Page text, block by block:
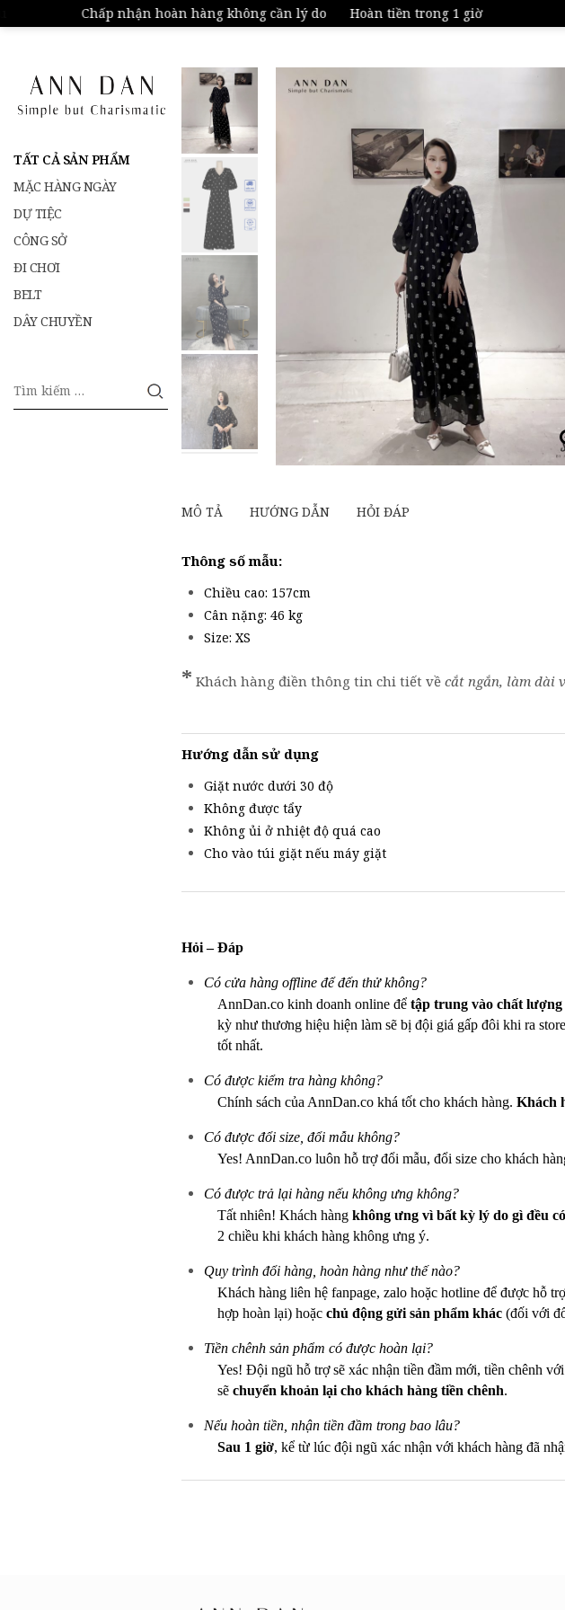
Chấp nhận hoàn hàng không cần lý do Hoàn tiền trong 1 giờ
TẤT CẢ SẢN PHẨM
MẶC HÀNG NGÀY
DỰ TIỆC
CÔNG SỞ
ĐI CHƠI
BELT
DÂY CHUYỀN
Tìm
kiếm
MÔ TẢ HƯỚNG DẪN HỎI ĐÁP
Thông số mẫu:
Chiều cao: 157cm
Cân nặng: 46 kg
Size: XS
* Khách hàng điền thông tin chi tiết về cắt ngắn, làm dài
Hướng dẫn sử dụng
Giặt nước dưới 30 độ
Không được tẩy
Không ủi ở nhiệt độ quá cao
Cho vào túi giặt nếu máy giặt
Hỏi – Đáp
Có cửa hàng offline để đến thử không?
AnnDan.co kinh doanh online để tập trung vào chất
kỳ như thương hiệu hiện làm sẽ bị đội giá gấp đôi khi ra
tốt nhất.
Có được kiểm tra hàng không?
Chính sách của AnnDan.co khá tốt cho khách hàng. Khách
Có được đổi size, đổi mẫu không?
Yes! AnnDan.co luôn hỗ trợ đổi mẫu, đổi size cho khách
Có được trả lại hàng nếu không ưng không?
Tất nhiên! Khách hàng không ưng vì bất kỳ lý do gì đều
2 chiều khi khách hàng không ưng ý.
Quy trình đổi hàng, hoàn hàng như thế nào?
Khách hàng liên hệ fanpage, zalo hoặc hotline để được hỗ
hợp hoàn lại) hoặc chủ động gửi sản phẩm khác(đối với
Tiền chênh sản phẩm có được hoàn lại?
Yes! Đội ngũ hỗ trợ sẽ xác nhận tiền đầm mới, tiền chênh
sẽ chuyển khoản lại cho khách hàng tiền chênh.
Nếu hoàn tiền, nhận tiền đầm trong bao lâu?
Sau 1 giờ, kể từ lúc đội ngũ xác nhận với khách hàng đã